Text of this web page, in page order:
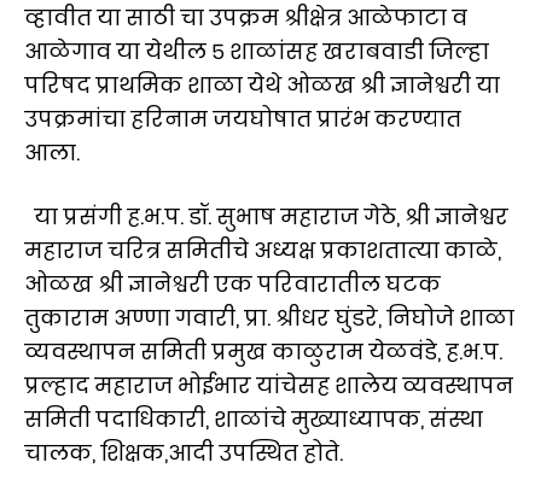
व्हावीत या साठी चा उपक्रम श्रीक्षेत्र आळेफाटा व
आळेगाव या येथील ५ शाळांसह खराबवाडी जिल्हा
परिषद प्राथमिक शाळा येथे ओळख श्री ज्ञानेश्वरी या
उपक्रमांचा हरिनाम जयघोषात प्रारंभ करण्यात
आला.
या प्रसंगी ह.भ.प. डॉ. सुभाष महाराज गेठे, श्री ज्ञानेश्वर
महाराज चरित्र समितीचे अध्यक्ष प्रकाशतात्या काळे,
ओळख श्री ज्ञानेश्वरी एक परिवारातील घटक
तुकाराम अण्णा गवारी, प्रा. श्रीधर घुंडरे, निघोजे शाळा
व्यवस्थापन समिती प्रमुख काळुराम येळवंडे, ह.भ.प.
प्रल्हाद महाराज भोईभार यांचेसह शालेय व्यवस्थापन
समिती पदाधिकारी, शाळांचे मुख्याध्यापक, संस्था
चालक, शिक्षक,आदी उपस्थित होते.